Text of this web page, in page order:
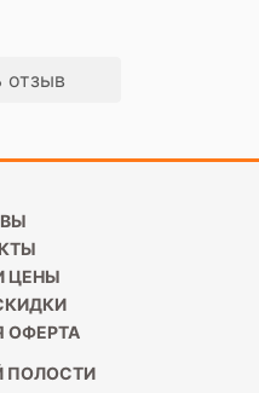
отзыв
ЦЕНЫ
ОФЕРТА
ПОЛОСТИ